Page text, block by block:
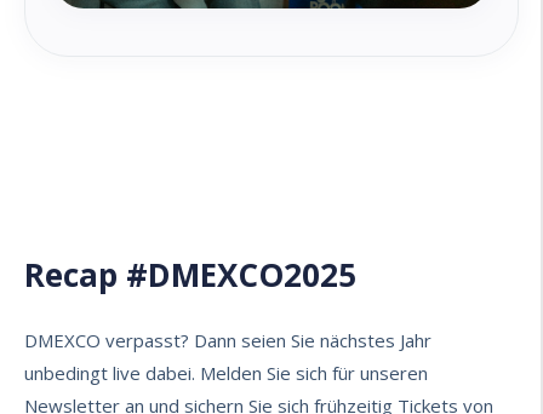
Recap #DMEXCO2025
DMEXCO verpasst? Dann seien Sie nächstes Jahr
unbedingt live dabei. Melden Sie sich für unseren
Newsletter an und sichern Sie sich frühzeitig Tickets von